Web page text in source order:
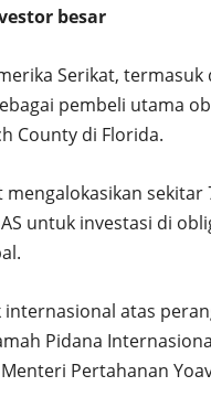
besar
Serikat, termasuk
pembeli utama
County di Florida.
untuk investasi di
atas
Pidana
Pertahanan